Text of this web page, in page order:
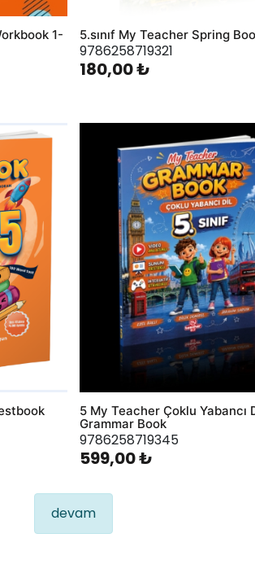
1-
5.sınıf My Teacher Spring
9786258719321
180,00 ₺
AddToWishlist
5 My Teacher Çoklu Yabancı
Grammar Book
9786258719345
599,00 ₺
devam